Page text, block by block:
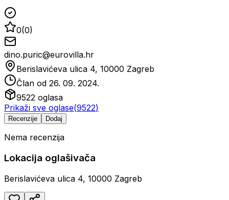
0(0)
dino.puric@eurovilla.hr
Berislavićeva ulica 4, 10000 Zagreb
Član od 26. 09. 2024.
9522 oglasa
Prikaži sve oglase(9522)
Recenzije Dodaj
Nema recenzija
Lokacija oglašivača
Berislavićeva ulica 4, 10000 Zagreb